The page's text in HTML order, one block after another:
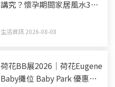
講究？懷孕期間家居風水3大
生活資訊 2026-08-08
荷花BB展2026｜荷花Eugene
Baby攤位 Baby Park 優惠低